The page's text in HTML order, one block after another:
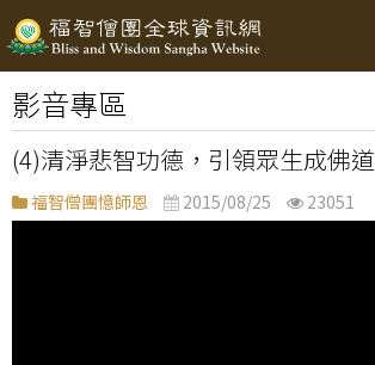
影音專區
(4)清淨悲智功德，引領眾生成佛道
福智僧團憶師恩 2015/08/25 23051